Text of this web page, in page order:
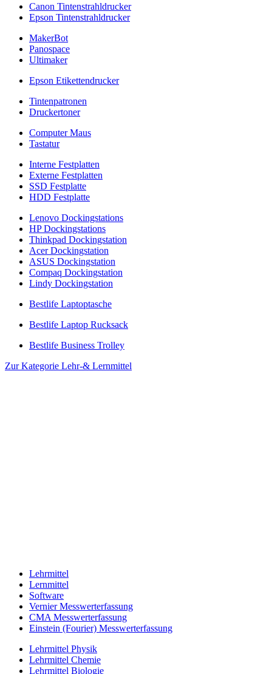
Canon Tintenstrahldrucker
Epson Tintenstrahldrucker
MakerBot
Panospace
Ultimaker
Epson Etikettendrucker
Tintenpatronen
Druckertoner
Computer Maus
Tastatur
Interne Festplatten
Externe Festplatten
SSD Festplatte
HDD Festplatte
Lenovo Dockingstations
HP Dockingstations
Thinkpad Dockingstation
Acer Dockingstation
ASUS Dockingstation
Compaq Dockingstation
Lindy Dockingstation
Bestlife Laptoptasche
Bestlife Laptop Rucksack
Bestlife Business Trolley
Zur Kategorie Lehr-& Lernmittel
Lehrmittel
Lernmittel
Software
Vernier Messwerterfassung
CMA Messwerterfassung
Einstein (Fourier) Messwerterfassung
Lehrmittel Physik
Lehrmittel Chemie
Lehrmittel Biologie